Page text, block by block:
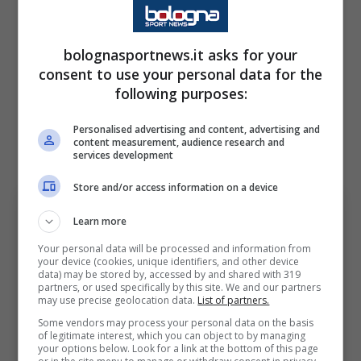
seduta tecnico-tattica.
per Lukasz Skorupski,
Davide Calabria, Nicolò
Casale e Lewis Ferguson.
bolognasportnews.it asks for your
consent to use your personal data for the
following purposes:
Personalised advertising and content, advertising and
content measurement, audience research and
services development
Store and/or access information on a device
Learn more
Your personal data will be processed and information from
your device (cookies, unique identifiers, and other device
data) may be stored by, accessed by and shared with 319
partners, or used specifically by this site. We and our partners
may use precise geolocation data. List of partners.
Some vendors may process your personal data on the basis
of legitimate interest, which you can object to by managing
your options below. Look for a link at the bottom of this page